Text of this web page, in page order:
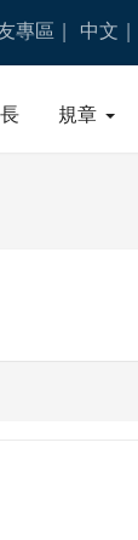
專區 中文
規章